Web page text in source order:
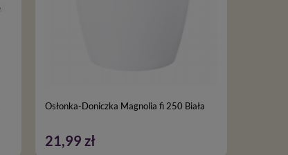
Osłonka-Doniczka Magnolia fi 250 Biała
21,99 zł